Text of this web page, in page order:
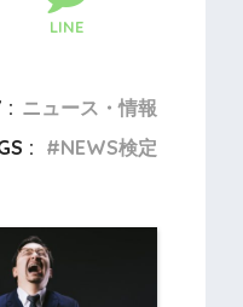
LINE
: ニュース・情報
:
NEWS検定